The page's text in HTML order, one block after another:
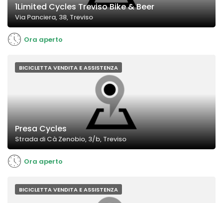
1Limited Cycles Treviso Bike & Beer
Via Panciera, 38, Treviso
Ora aperto
BICICLETTA VENDITA E ASSISTENZA
Presa Cycles
Strada di Cà Zenobio, 3/b, Treviso
Ora aperto
BICICLETTA VENDITA E ASSISTENZA